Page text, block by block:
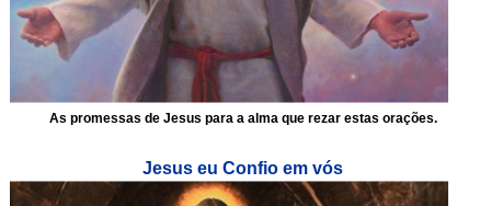
As promessas de Jesus para a alma que rezar estas orações.
Jesus eu Confio em vós